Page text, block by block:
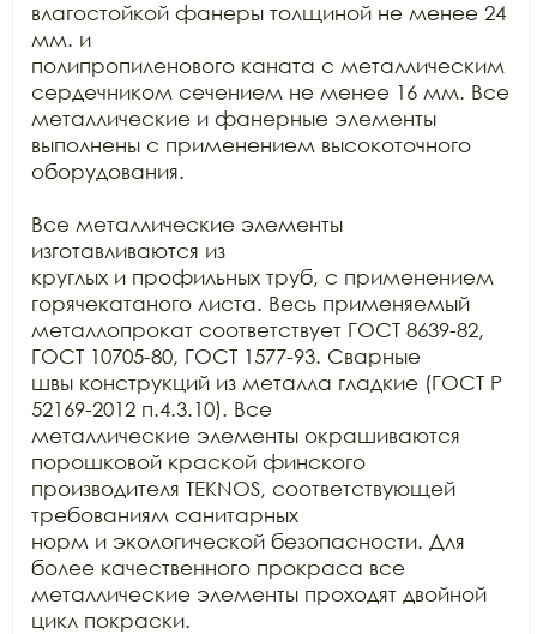
влагостойкой фанеры толщиной не менее 24
мм. и
полипропиленового каната с металлическим
сердечником сечением не менее 16 мм. Все
металлические и фанерные элементы
выполнены с применением высокоточного
оборудования.
Все металлические элементы
изготавливаются из
круглых и профильных труб, с применением
горячекатаного листа. Весь применяемый
металлопрокат соответствует ГОСТ 8639-82,
ГОСТ 10705-80, ГОСТ 1577-93. Сварные
швы конструкций из металла гладкие (ГОСТ Р
52169-2012 п.4.3.10). Все
металлические элементы окрашиваются
порошковой краской финского
производителя TEKNOS, соответствующей
требованиям санитарных
норм и экологической безопасности. Для
более качественного прокраса все
металлические элементы проходят двойной
цикл покраски.